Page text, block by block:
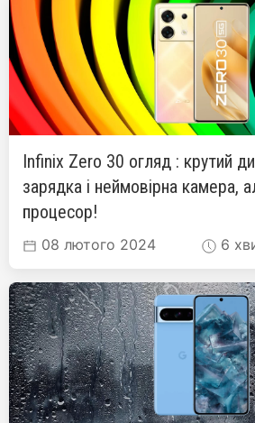
Infinix Zero 30 огляд : крутий
зарядка і неймовірна камера,
процесор!
08 лютого 2024 6